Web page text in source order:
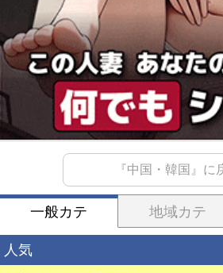
『中国・韓国』に
一般カテ 地域カテ
人気